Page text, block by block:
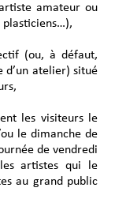
amateur ou
plasticiens…),
(ou, à défaut,
d’un atelier) situé
les visiteurs le
le dimanche de
de vendredi
artistes qui le
au grand public